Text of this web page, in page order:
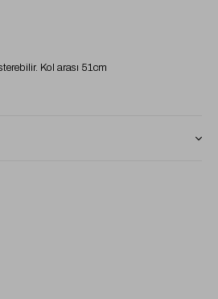
Kol arası 51cm